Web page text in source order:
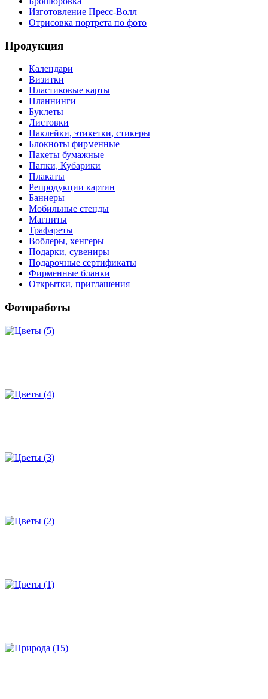
Изготовление Пресс-Волл
Отрисовка портрета по фото
Продукция
Календари
Визитки
Пластиковые карты
Планнинги
Буклеты
Листовки
Наклейки, этикетки, стикеры
Блокноты фирменные
Пакеты бумажные
Папки, Кубарики
Плакаты
Репродукции картин
Баннеры
Мобильные стенды
Магниты
Трафареты
Воблеры, хенгеры
Подарки, сувениры
Подарочные сертификаты
Фирменные бланки
Открытки, приглашения
Фотоработы